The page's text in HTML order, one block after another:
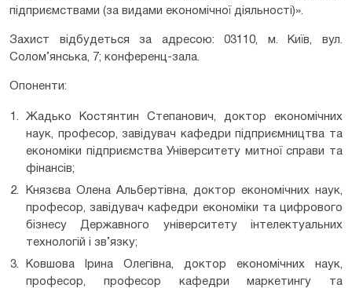
підприємствами (за видами економічної діяльності)».
Захист відбудеться за адресою: 03110, м. Київ, вул.
Солом’янська, 7; конференц-зала.
Опоненти:
Жадько Костянтин Степанович, доктор економічних
наук, професор, завідувач кафедри підприємництва та
економіки підприємства Університету митної справи та
фінансів;
Князєва Олена Альбертівна, доктор економічних наук,
професор, завідувач кафедри економіки та цифрового
бізнесу Державного університету інтелектуальних
технологій і зв’язку;
Ковшова Ірина Олегівна, доктор економічних наук,
професор, професор кафедри маркетингу та